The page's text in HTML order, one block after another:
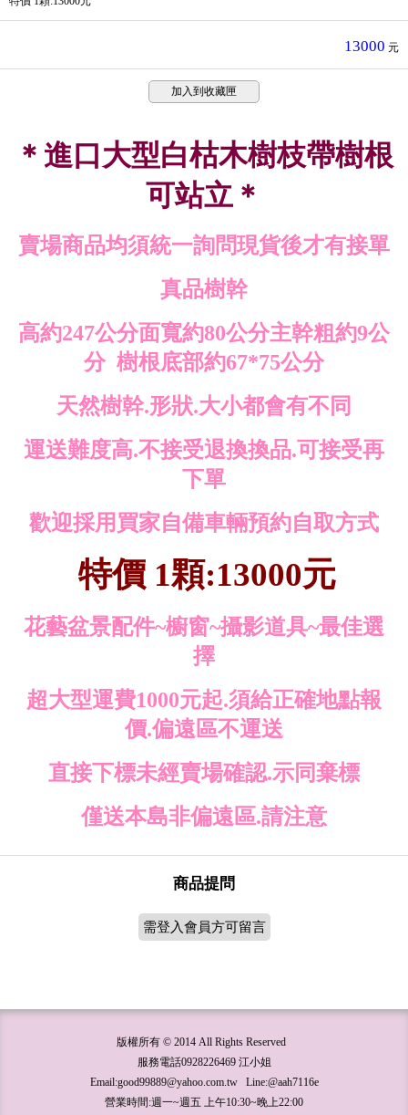
13000 元
加入到收藏匣
＊進口大型白枯木樹枝帶樹根
可站立＊
賣場商品均須統一詢問現貨後才有接單
真品樹幹
高約247公分面寬約80公分主幹粗約9公
分 樹根底部約67*75公分
天然樹幹.形狀.大小都會有不同
運送難度高.不接受退換換品.可接受再
下單
歡迎採用買家自備車輛預約自取方式
特價 1顆:13000元
花藝盆景配件~櫥窗~攝影道具~最佳選
擇
超大型運費1000元起.須給正確地點報
價.偏遠區不運送
直接下標未經賣場確認.示同棄標
僅送本島非偏遠區.請注意
商品提問
需登入會員方可留言
版權所有 © 2014 All Rights Reserved
服務電話0928226469 江小姐
Email:good99889@yahoo.com.tw Line:@aah7116e
營業時間:週一~週五 上午10:30~晚上22:00